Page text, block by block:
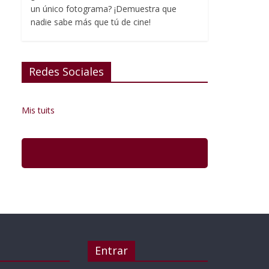
un único fotograma? ¡Demuestra que
nadie sabe más que tú de cine!
Redes Sociales
Mis tuits
Entrar